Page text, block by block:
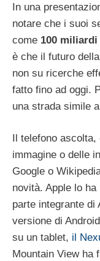
In una
notare che i suoi
come 100 miliardi
è che il futuro
non su ricerche
fatto fino ad oggi.
una strada simile
Il telefono
immagine o delle
Google o
novità. Apple lo
parte integrante di
versione di
su un tablet, il
Mountain View ha